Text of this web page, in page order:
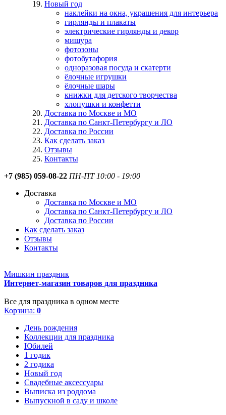
Новый год
наклейки на окна, украшения для интерьера
гирлянды и плакаты
электрические гирлянды и декор
мишура
фотозоны
фотобутафория
одноразовая посуда и скатерти
ёлочные игрушки
ёлочные шары
книжки для детского творчества
хлопушки и конфетти
Доставка по Москве и МО
Доставка по Санкт-Петербургу и ЛО
Доставка по России
Как сделать заказ
Отзывы
Контакты
+7 (985) 059-08-22 ПН-ПТ 10:00 - 19:00
Доставка
Доставка по Москве и МО
Доставка по Санкт-Петербургу и ЛО
Доставка по России
Как сделать заказ
Отзывы
Контакты
Мишкин праздник
Интернет-магазин товаров для праздника
Все для праздника в одном месте
Корзина: 0
День рождения
Коллекции для праздника
Юбилей
1 годик
2 годика
Новый год
Свадебные аксессуары
Выписка из роддома
Выпускной в саду и школе